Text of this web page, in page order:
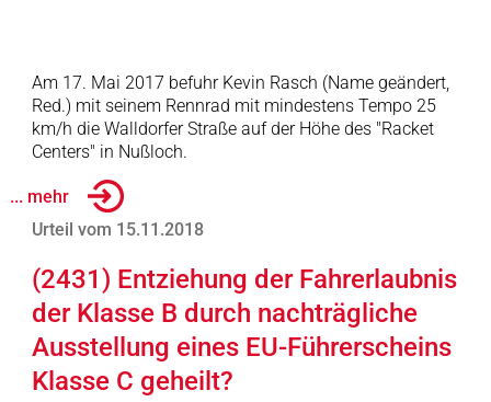
Am 17. Mai 2017 befuhr Kevin Rasch (Name geändert,
Red.) mit seinem Rennrad mit mindestens Tempo 25
km/h die Walldorfer Straße auf der Höhe des "Racket
Centers" in Nußloch.
... mehr
Urteil vom 15.11.2018
(2431) Entziehung der Fahrerlaubnis
der Klasse B durch nachträgliche
Ausstellung eines EU-Führerscheins
Klasse C geheilt?